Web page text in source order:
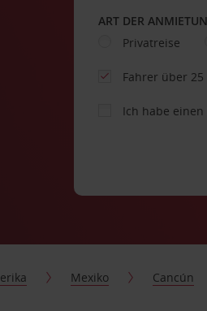
ART DER
Privatreise
Fahrer über 25
Ich habe einen
Mexiko Cancún